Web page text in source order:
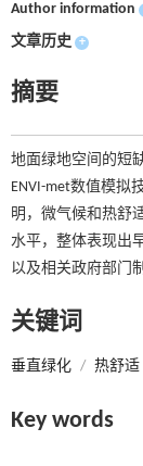
Author information
文章历史 +
摘要
地面绿地空间的短
ENVI-met数值模拟
明，微气候和热舒
水平，整体表现出
以及相关政府部门
关键词
垂直绿化 / 热舒适
Key words